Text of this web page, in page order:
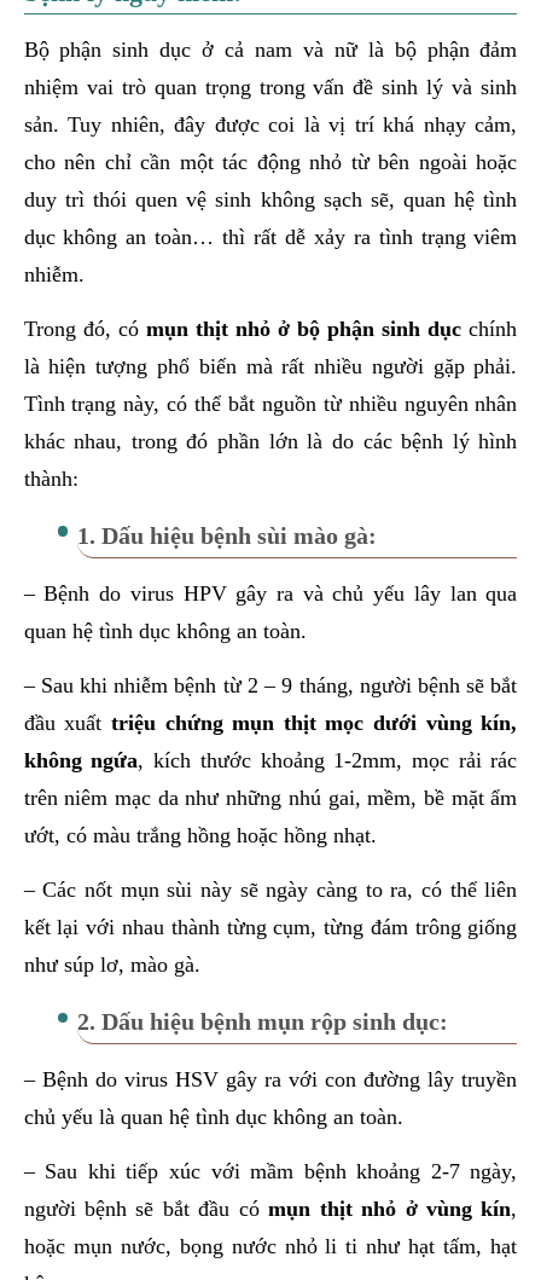
Bộ phận sinh dục ở cả nam và nữ là bộ phận đảm
nhiệm vai trò quan trọng trong vấn đề sinh lý và sinh
sản. Tuy nhiên, đây được coi là vị trí khá nhạy cảm,
cho nên chỉ cần một tác động nhỏ từ bên ngoài hoặc
duy trì thói quen vệ sinh không sạch sẽ, quan hệ tình
dục không an toàn… thì rất dễ xảy ra tình trạng viêm
nhiễm.
Trong đó, có mụn thịt nhỏ ở bộ phận sinh dụcchính
là hiện tượng phổ biến mà rất nhiều người gặp phải.
Tình trạng này, có thể bắt nguồn từ nhiều nguyên nhân
khác nhau, trong đó phần lớn là do các bệnh lý hình
thành:
1. Dấu hiệu bệnh sùi mào gà:
– Bệnh do virus HPV gây ra và chủ yếu lây lan qua
quan hệ tình dục không an toàn.
– Sau khi nhiễm bệnh từ 2 – 9 tháng, người bệnh sẽ bắt
đầu xuất triệu chứng mụn thịt mọc dưới vùng kín,
không ngứa, kích thước khoảng 1-2mm, mọc rải rác
trên niêm mạc da như những nhú gai, mềm, bề mặt ẩm
ướt, có màu trắng hồng hoặc hồng nhạt.
– Các nốt mụn sùi này sẽ ngày càng to ra, có thể liên
kết lại với nhau thành từng cụm, từng đám trông giống
như súp lơ, mào gà.
2. Dấu hiệu bệnh mụn rộp sinh dục:
– Bệnh do virus HSV gây ra với con đường lây truyền
chủ yếu là quan hệ tình dục không an toàn.
– Sau khi tiếp xúc với mầm bệnh khoảng 2-7 ngày,
người bệnh sẽ bắt đầu cómụn thịt nhỏ ở vùng kín,
hoặc mụn nước, bọng nước nhỏ li ti như hạt tấm, hạt